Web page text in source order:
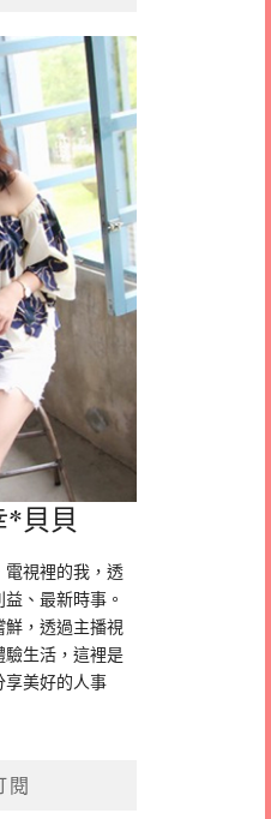
*貝貝
電視裡的我，透
、最新時事。
鮮，透過主播視
驗生活，這裡是
享美好的人事
閱